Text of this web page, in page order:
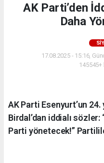
AK Parti’den
Daha
17.08.2025 - 15:16,
145545+
AK Parti Esenyurt’un
Birdal’dan iddialı sözler:
Parti yönetecek!”